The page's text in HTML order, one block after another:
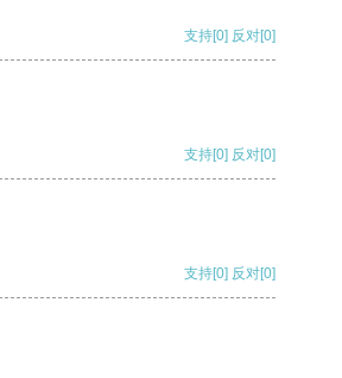
支持[0] 反对[0]
支持[0] 反对[0]
支持[0] 反对[0]